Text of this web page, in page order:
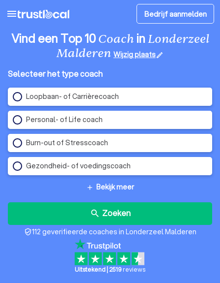
menu Bedrijf aanmelden
Vind een Top 10Coach inLonderzeel
Malderen Wijzig plaatsedit
Selecteer het type coach
Loopbaan- of Carrièrecoach
Personal- of Life coach
Burn-out of Stresscoach
Gezondheid- of voedingscoach
add Bekijk meer
search Zoeken
verified_user112 geverifieerde coaches in Londerzeel Malderen
Uitstekend 2519reviews